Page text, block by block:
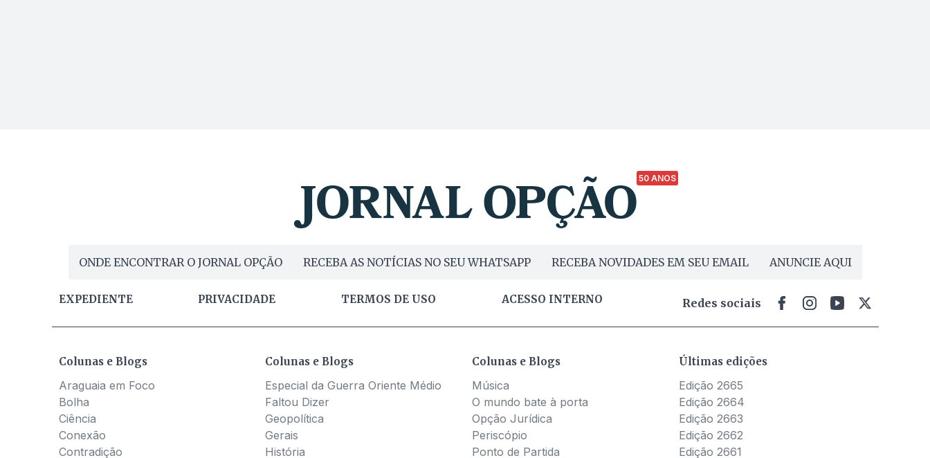
50 ANOS
ONDE ENCONTRAR O JORNAL OPÇÃO RECEBA AS NOTÍCIAS NO SEU WHATSAPP RECEBA NOVIDADES EM SEU EMAIL ANUNCIE AQUI
EXPEDIENTE PRIVACIDADE TERMOS DE USO ACESSO INTERNO Redes sociais
Colunas e Blogs
Araguaia em Foco
Bolha
Ciência
Conexão
Contradição
Colunas e Blogs
Especial da Guerra Oriente Médio
Faltou Dizer
Geopolítica
Gerais
História
Colunas e Blogs
Música
O mundo bate à porta
Opção Jurídica
Periscópio
Ponto de Partida
Últimas edições
Edição 2665
Edição 2664
Edição 2663
Edição 2662
Edição 2661